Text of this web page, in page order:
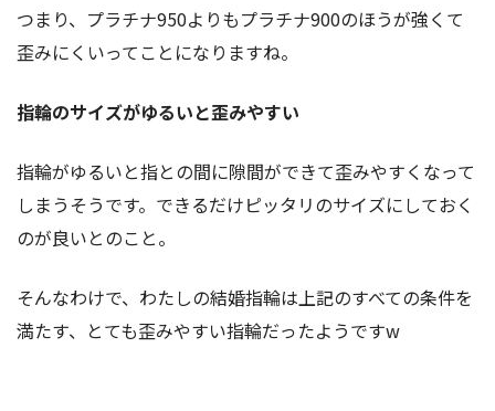
つまり、プラチナ950よりもプラチナ900のほうが強くて
歪みにくいってことになりますね。
指輪のサイズがゆるいと歪みやすい
指輪がゆるいと指との間に隙間ができて歪みやすくなって
しまうそうです。できるだけピッタリのサイズにしておく
のが良いとのこと。
そんなわけで、わたしの結婚指輪は上記のすべての条件を
満たす、とても歪みやすい指輪だったようですw